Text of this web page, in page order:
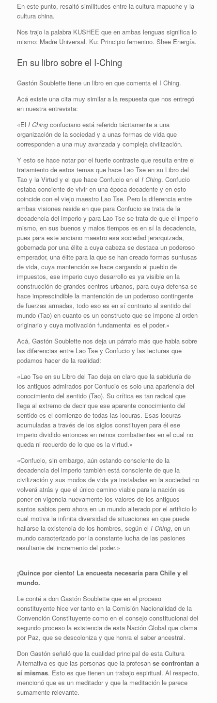
En este punto, resaltó similitudes entre la cultura mapuche y la
cultura china.
Nos trajo la palabra KUSHEE que en ambas lenguas significa lo
mismo: Madre Universal. Ku: Principio femenino. Shee Energía.
En su libro sobre el I-Ching
Gastón Soublette tiene un libro en que comenta el I Ching.
Acá existe una cita muy similar a la respuesta que nos entregó
en nuestra entrevista:
«El I Ching confuciano está referido tácitamente a una
organización de la sociedad y a unas formas de vida que
corresponden a una muy avanzada y compleja civilización.
Y esto se hace notar por el fuerte contraste que resulta entre el
tratamiento de estos temas que hace Lao Tse en su Libro del
Tao y la Virtud y el que hace Confucio en el I Ching. Confucio
estaba conciente de vivir en una época decadente y en esto
coincide con el viejo maestro Lao Tse. Pero la diferencia entre
ambas visiones reside en que para Confucio se trata de la
decadencia del imperio y para Lao Tse se trata de que el imperio
mismo, en sus buenos y malos tiempos es en sí la decadencia,
pues para este anciano maestro esa sociedad jerarquizada,
gobernada por una élite a cuya cabeza se destaca un poderoso
emperador, una élite para la que se han creado formas suntusas
de vida, cuya mantención se hace cargando al pueblo de
impuestos, ese imperio cuyo desarrollo es ya visible en la
construcción de grandes centros urbanos, para cuya defensa se
hace imprescindible la mantención de un poderoso contingente
de fuerzas armadas, todo eso es en sí contrario al sentido del
mundo (Tao) en cuanto es un constructo que se impone al orden
originario y cuya motivación fundamental es el poder.»
Acá, Gastón Soublette nos deja un párrafo más que habla sobre
las diferencias entre Lao Tse y Confucio y las lecturas que
podamos hacer de la realidad:
«Lao Tse en su Libro del Tao deja en claro que la sabiduría de
los antiguos admirados por Confucio es solo una apariencia del
conocimiento del sentido (Tao). Su crítica es tan radical que
llega al extremo de decir que ese aparente conocimiento del
sentido es el comienzo de todas las locuras. Esas locuras
acumuladas a través de los siglos constituyen para él ese
imperio dividido entonces en reinos combatientes en el cual no
queda ni recuerdo de lo que es la virtud.»
«Confucio, sin embargo, aún estando consciente de la
decadencia del imperio también está consciente de que la
civilización y sus modos de vida ya instaladas en la sociedad no
volverá atrás y que el único camino viable para la nación es
poner en vigencia nuevamente los valores de los antiguos
santos sabios pero ahora en un mundo alterado por el artificio lo
cual motiva la infinita diversidad de situaciones en que puede
hallarse la existencia de los hombres, según el I Ching, en un
mundo caracterizado por la constante lucha de las pasiones
resultante del incremento del poder.»
¡Quince por ciento! La encuesta necesaria para Chile y el
mundo.
Le conté a don Gastón Soublette que en el proceso
constituyente hice ver tanto en la Comisión Nacionalidad de la
Convención Constituyente como en el consejo constitucional del
segundo proceso la existencia de esta Nación Global que clama
por Paz, que se descoloniza y que honra el saber ancestral.
Don Gastón señaló que la cualidad principal de esta Cultura
Alternativa es que las personas que la profesan se confrontan a
sí mismas. Esto es que tienen un trabajo espiritual. Al respecto,
mencionó que es un meditador y que la meditación le parece
sumamente relevante.